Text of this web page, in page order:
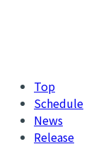
Top
Schedule
News
Release